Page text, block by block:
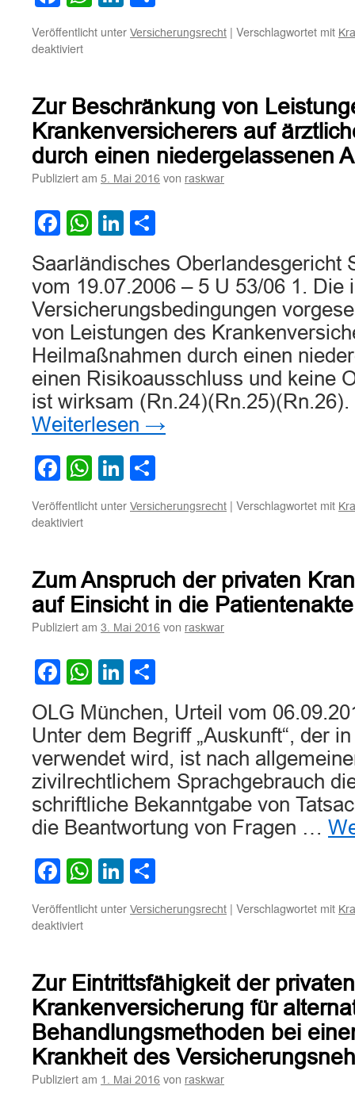
Veröffentlicht unter Versicherungsrecht | Verschlagwortet mit
deaktiviertfür
Krankenversicherung
zahlt
nicht
alles
Zur Beschränkung von
Krankenversicherers auf
durch einen niedergelassenen
Publiziert am 5. Mai 2016 von raskwar
Facebook
WhatsApp
LinkedIn
Saarländisches Oberlandesgericht
vom 19.07.2006 – 5 U 53/06 1. Die
Versicherungsbedingungen
von Leistungen des
Heilmaßnahmen durch einen
einen Risikoausschluss und keine
ist wirksam
Weiterlesen →
Facebook
WhatsApp
LinkedIn
Veröffentlicht unter Versicherungsrecht | Verschlagwortet mit
deaktiviertfür
von
Leistungen
des
Krankenversicherers
auf
Heilmaßnahmen
durch
niedergelassenen
Arzt
Zum Anspruch der privaten
auf Einsicht in die Patientenakte
Publiziert am 3. Mai 2016 von raskwar
Facebook
WhatsApp
LinkedIn
OLG München, Urteil vom
Unter dem Begriff „Auskunft“, der
verwendet wird, ist nach
zivilrechtlichem Sprachgebrauch
schriftliche Bekanntgabe von
die Beantwortung von Fragen …
Facebook
WhatsApp
LinkedIn
Veröffentlicht unter Versicherungsrecht | Verschlagwortet mit
deaktiviertfür
der
privaten
Krankenversicherung
auf
Einsicht
in
die
Patientenakte
Zur Eintrittsfähigkeit der privaten
Krankenversicherung für
Behandlungsmethoden bei
Krankheit des
Publiziert am 1. Mai 2016 von raskwar